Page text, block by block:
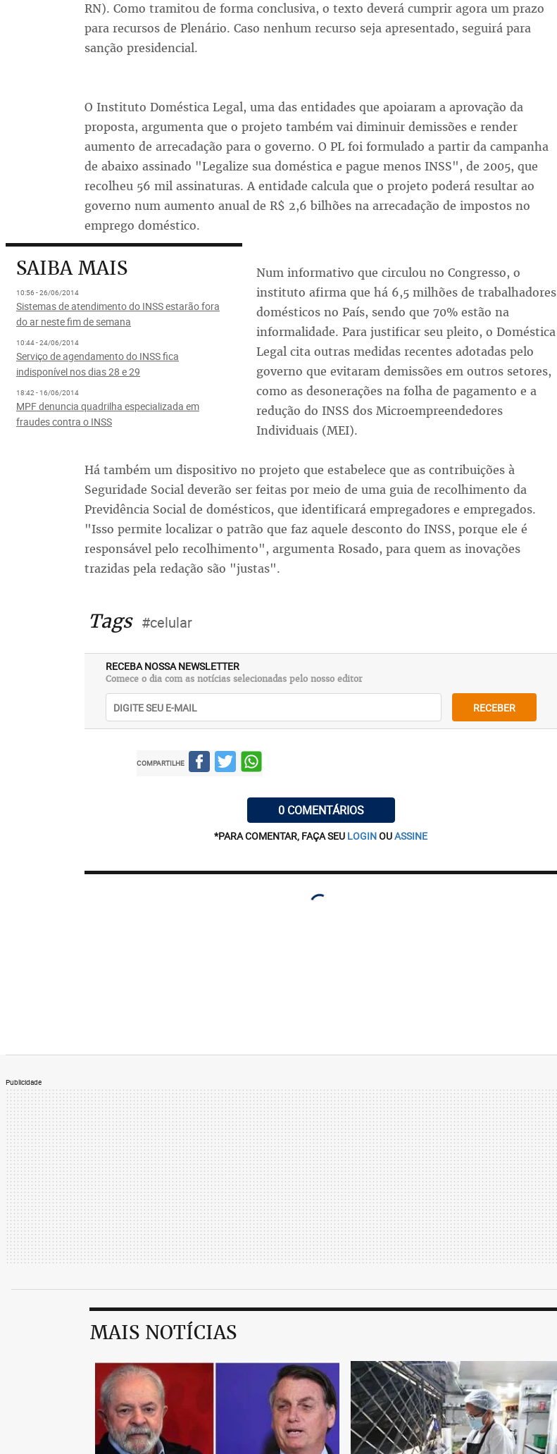
RN). Como tramitou de forma conclusiva, o texto deverá cumprir agora um prazo
para recursos de Plenário. Caso nenhum recurso seja apresentado, seguirá para
sanção presidencial.
O Instituto Doméstica Legal, uma das entidades que apoiaram a aprovação da
proposta, argumenta que o projeto também vai diminuir demissões e render
aumento de arrecadação para o governo. O PL foi formulado a partir da campanha
de abaixo assinado "Legalize sua doméstica e pague menos INSS", de 2005, que
recolheu 56 mil assinaturas. A entidade calcula que o projeto poderá resultar ao
governo num aumento anual de R$ 2,6 bilhões na arrecadação de impostos no
emprego doméstico.
SAIBA MAIS
10:56 - 26/06/2014
Sistemas de atendimento do INSS estarão fora
do ar neste fim de semana
10:44 - 24/06/2014
Serviço de agendamento do INSS fica
indisponível nos dias 28 e 29
18:42 - 16/06/2014
MPF denuncia quadrilha especializada em
fraudes contra o INSS
Num informativo que circulou no Congresso, o
instituto afirma que há 6,5 milhões de trabalhadores
domésticos no País, sendo que 70% estão na
informalidade. Para justificar seu pleito, o Doméstica
Legal cita outras medidas recentes adotadas pelo
governo que evitaram demissões em outros setores,
como as desonerações na folha de pagamento e a
redução do INSS dos Microempreendedores
Individuais (MEI).
Há também um dispositivo no projeto que estabelece que as contribuições à
Seguridade Social deverão ser feitas por meio de uma guia de recolhimento da
Previdência Social de domésticos, que identificará empregadores e empregados.
"Isso permite localizar o patrão que faz aquele desconto do INSS, porque ele é
responsável pelo recolhimento", argumenta Rosado, para quem as inovações
trazidas pela redação são "justas".
Tags #celular
RECEBA NOSSA NEWSLETTER
Comece o dia com as notícias selecionadas pelo nosso editor
RECEBER
COMPARTILHE
0 COMENTÁRIOS
*PARA COMENTAR, FAÇA SEU LOGINOUASSINE
Publicidade
MAIS NOTÍCIAS